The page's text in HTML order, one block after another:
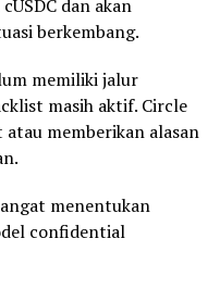
dan akan
berkembang.
memiliki jalur
masih aktif. Circle
memberikan alasan
menentukan
confidential